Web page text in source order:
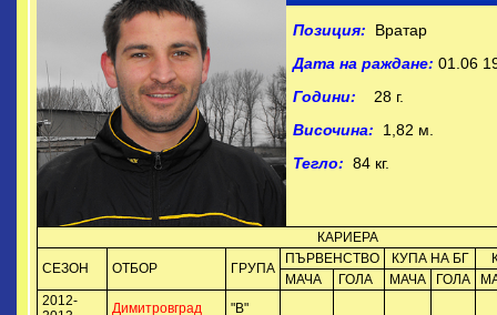
Позиция: Вратар
Дата на раждане: 01.06
Години: 28 г.
Височина: 1,82 м.
Тегло: 84 кг.
КАРИЕРА
СЕЗОН
ОТБОР ГРУПА
ПЪРВЕНСТВО КУПА НА БГ
МАЧА
ГОЛА МАЧА ГОЛА
2012-
Димитровград
"B"